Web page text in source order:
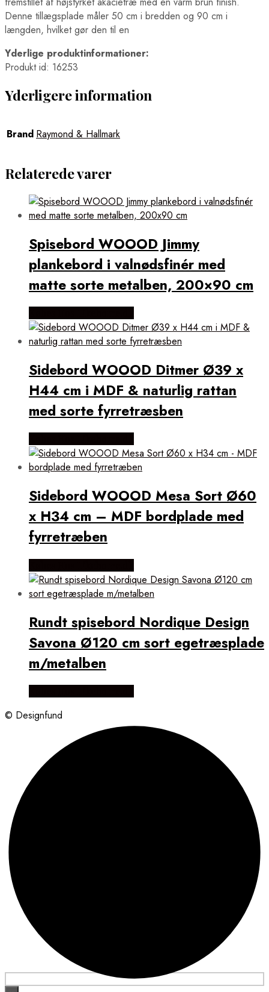
Denne tillægsplade måler 50 cm i bredden og 90 cm i
længden, hvilket gør den til en
Yderlige produktinformationer:
Produkt id: 16253
Yderligere information
Brand Raymond & Hallmark
Relaterede varer
Spisebord WOOOD Jimmy
plankebord i valnødsfinér med
matte sorte metalben, 200×90 cm
Sidebord WOOOD Ditmer Ø39 x
H44 cm i MDF & naturlig rattan
med sorte fyrretræsben
Sidebord WOOOD Mesa Sort Ø60
x H34 cm – MDF bordplade med
fyrretræben
Rundt spisebord Nordique Design
Savona Ø120 cm sort egetræsplade
m/metalben
© Designfund